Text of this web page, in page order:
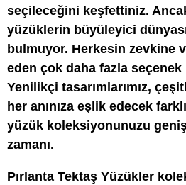
seçileceğini keşfettiniz.
yüzüklerin büyüleyici
bulmuyor. Herkesin zevkine
eden çok daha fazla seçenek
Yenilikçi tasarımlarımız,
her anınıza eşlik edecek
yüzük koleksiyonunuzu
zamanı.
Pırlanta Tektaş Yüzükler